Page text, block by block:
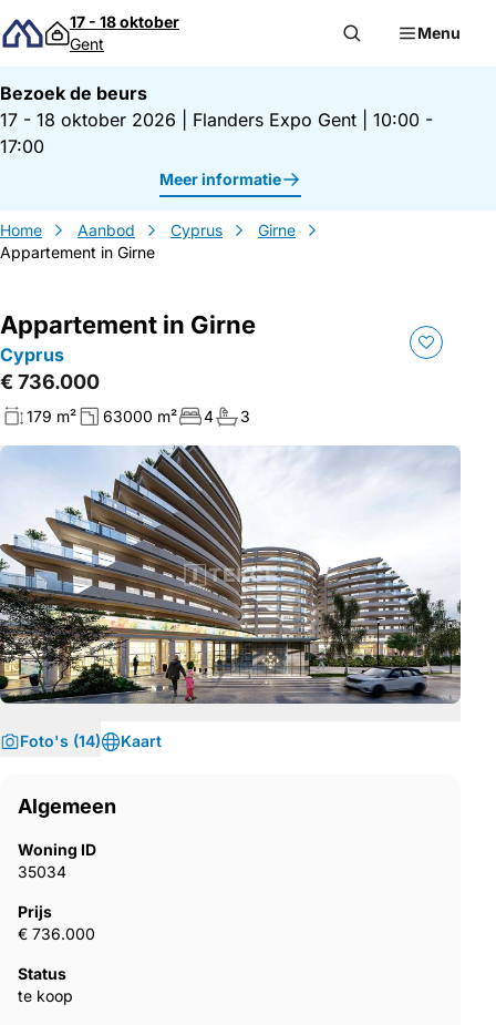
Direct naar inhoud
17 - 18 oktober
Gent
Menu
Bezoek de beurs
17 - 18 oktober 2026
Flanders Expo Gent
10:00 -
17:00
Meer informatie
Home Aanbod Cyprus
Girne
Appartement in Girne
Appartement in Girne
Cyprus
€ 736.000
179 m² 63000 m² 4 3
Foto's (14) Kaart
Algemeen
Woning ID
35034
Prijs
€ 736.000
Status
te koop